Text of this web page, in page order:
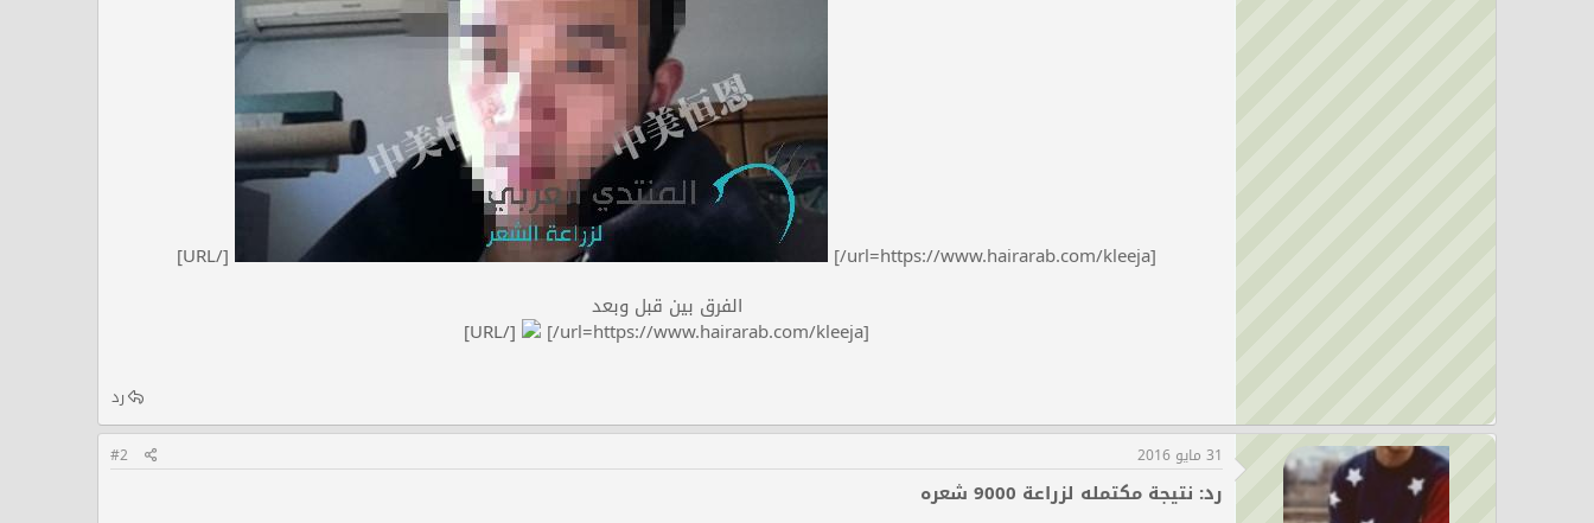
[url=https://www.hairarab.com/kleeja/]
[/URL]
الفرق بين قبل وبعد
[url=https://www.hairarab.com/kleeja/]
[/URL]
رد
31 مايو 2016 #2
رد: نتيجة مكتمله لزراعة 9000 شعره